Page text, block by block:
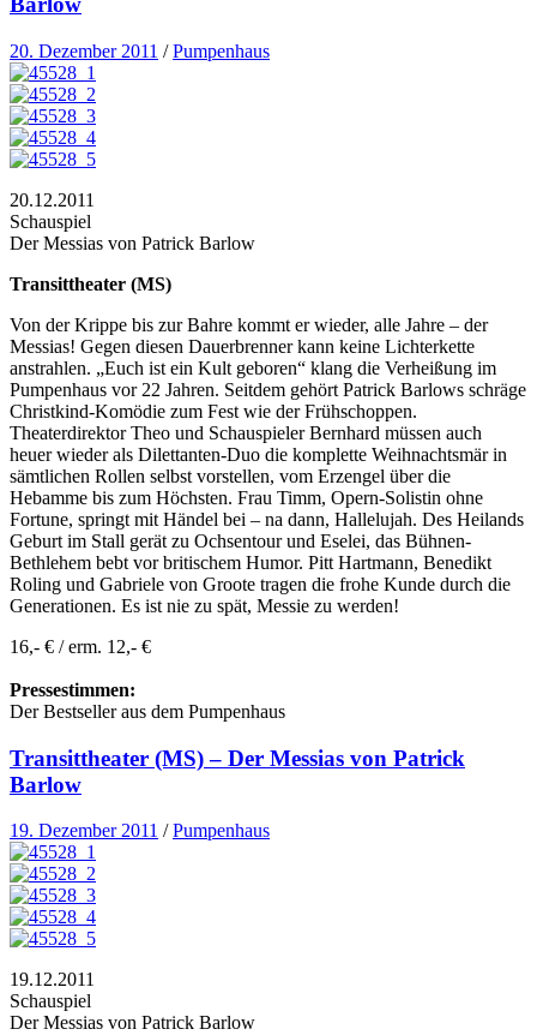
20. Dezember 2011 /Pumpenhaus
20.12.2011
Schauspiel
Der Messias von Patrick Barlow
Transittheater (MS)
Von der Krippe bis zur Bahre kommt er wieder, alle Jahre – der
Messias! Gegen diesen Dauerbrenner kann keine Lichterkette
anstrahlen. „Euch ist ein Kult geboren“ klang die Verheißung im
Pumpenhaus vor 22 Jahren. Seitdem gehört Patrick Barlows schräge
Christkind-Komödie zum Fest wie der Frühschoppen.
Theaterdirektor Theo und Schauspieler Bernhard müssen auch
heuer wieder als Dilettanten-Duo die komplette Weihnachtsmär in
sämtlichen Rollen selbst vorstellen, vom Erzengel über die
Hebamme bis zum Höchsten. Frau Timm, Opern-Solistin ohne
Fortune, springt mit Händel bei – na dann, Hallelujah. Des Heilands
Geburt im Stall gerät zu Ochsentour und Eselei, das Bühnen-
Bethlehem bebt vor britischem Humor. Pitt Hartmann, Benedikt
Roling und Gabriele von Groote tragen die frohe Kunde durch die
Generationen. Es ist nie zu spät, Messie zu werden!
16,- € / erm. 12,- €
Pressestimmen:
Der Bestseller aus dem Pumpenhaus
Transittheater (MS) – Der Messias von Patrick
Barlow
19. Dezember 2011 /Pumpenhaus
19.12.2011
Schauspiel
Der Messias von Patrick Barlow